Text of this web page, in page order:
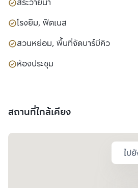
โรงยิม, ฟิตเนส
สวนหย่อม, พื้นที่จัดบาร์บีคิว
ห้องประชุม
สถานที่ใกล้เคียง
ไป